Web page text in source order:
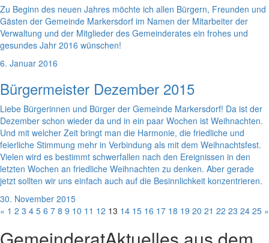
Zu Beginn des neuen Jahres möchte ich allen Bürgern, Freunden und
Gästen der Gemeinde Markersdorf im Namen der Mitarbeiter der
Verwaltung und der Mitglieder des Gemeinderates ein frohes und
gesundes Jahr 2016 wünschen!
6. Januar 2016
Bürgermeister Dezember 2015
Liebe Bürgerinnen und Bürger der Gemeinde Markersdorf! Da ist der
Dezember schon wieder da und in ein paar Wochen ist Weihnachten.
Und mit welcher Zeit bringt man die Harmonie, die friedliche und
feierliche Stimmung mehr in Verbindung als mit dem Weihnachtsfest.
Vielen wird es bestimmt schwerfallen nach den Ereignissen in den
letzten Wochen an friedliche Weihnachten zu denken. Aber gerade
jetzt sollten wir uns einfach auch auf die Besinnlichkeit konzentrieren.
30. November 2015
« 1 2 3 4 5 6 7 8 9 10 11 12 13 14 15 16 17 18 19 20 21 22 23 24 25 »